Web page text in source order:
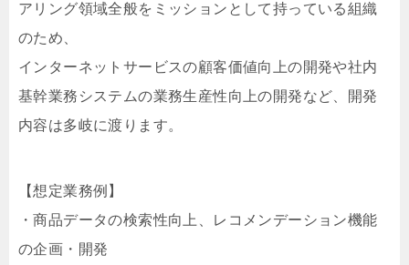
アリング領域全般をミッションとして持っている組織
のため、
インターネットサービスの顧客価値向上の開発や社内
基幹業務システムの業務生産性向上の開発など、開発
内容は多岐に渡ります。
【想定業務例】
・商品データの検索性向上、レコメンデーション機能
の企画・開発